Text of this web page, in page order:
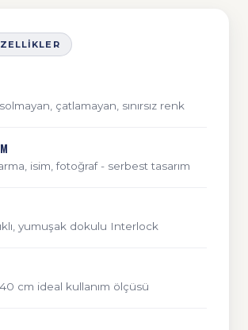
çatlamayan, sınırsız renk
isim, fotoğraf - serbest tasarım
yumuşak dokulu Interlock
cm ideal kullanım ölçüsü